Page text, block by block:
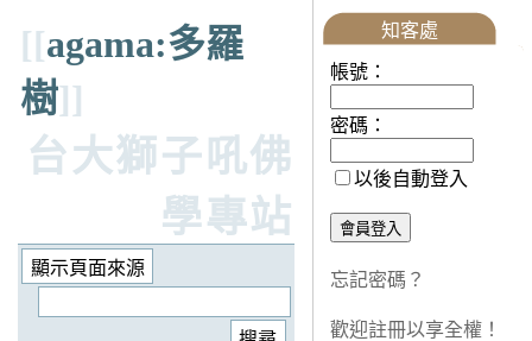
[[agama:多羅
樹]]
台大獅子吼佛
學專站
知客處
帳號：
密碼：
以後自動登入
忘記密碼？
歡迎註冊以享全權！